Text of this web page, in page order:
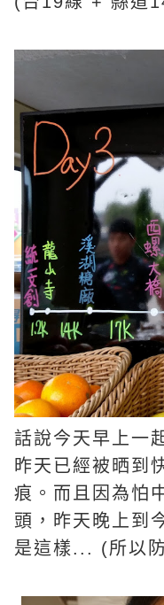
話說今天早上一
昨天已經被晒到
痕。而且因為怕
頭，昨天晚上到
是這樣... (所以